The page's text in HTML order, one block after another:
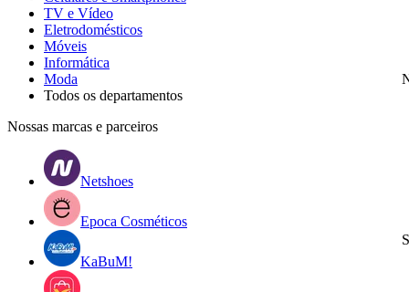
TV e Vídeo
Eletrodomésticos
Móveis
Informática
Moda
Todos os departamentos
Nossas marcas e parceiros
Netshoes
Epoca Cosméticos
KaBuM!